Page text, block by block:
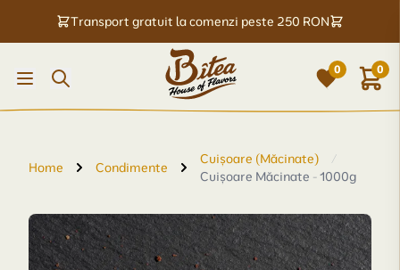
Transport gratuit la comenzi peste 250 RON
0 0
Home Condimente
Cuișoare (Măcinate)
/
Cuișoare Măcinate - 1000g